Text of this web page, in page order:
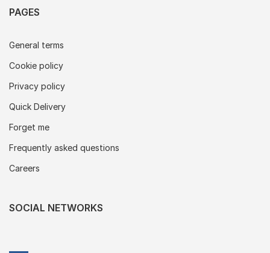
PAGES
General terms
Cookie policy
Privacy policy
Quick Delivery
Forget me
Frequently asked questions
Careers
SOCIAL NETWORKS